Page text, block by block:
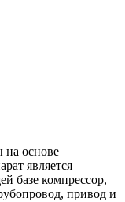
на основе
является
базе компрессор,
привод и